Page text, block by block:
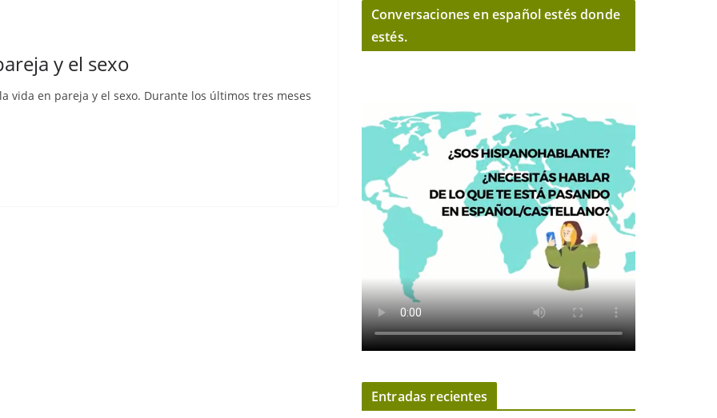
y el sexo
vida en pareja y el sexo. Durante los últimos tres meses
Conversaciones en español estés donde
estés.
Entradas recientes